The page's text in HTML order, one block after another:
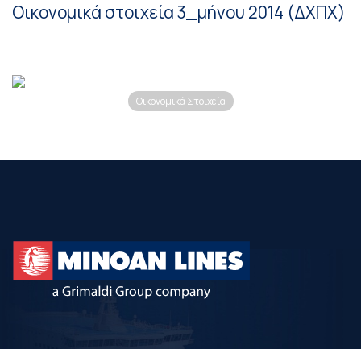
Οικονομικά στοιχεία 3_μήνου 2014 (ΔΧΠΧ)
Οικονομικά Στοιχεία